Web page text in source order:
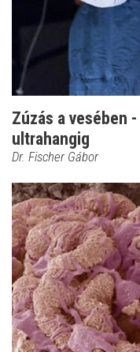
Zúzás a vesében
ultrahangig
Dr. Fischer Gábor